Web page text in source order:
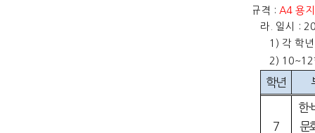
규격 : A4용지
라
일시 :
1) 각 학년
2) 10~12
학년
7
한·
문